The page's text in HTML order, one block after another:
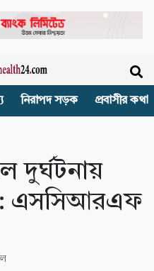
নিরাপদ সড়ক প্রবাসীর কথা
দুর্ঘটনায়
এসসিআরএফ